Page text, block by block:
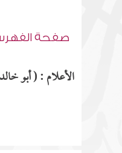
صفحة
الأعلام : ( أبو